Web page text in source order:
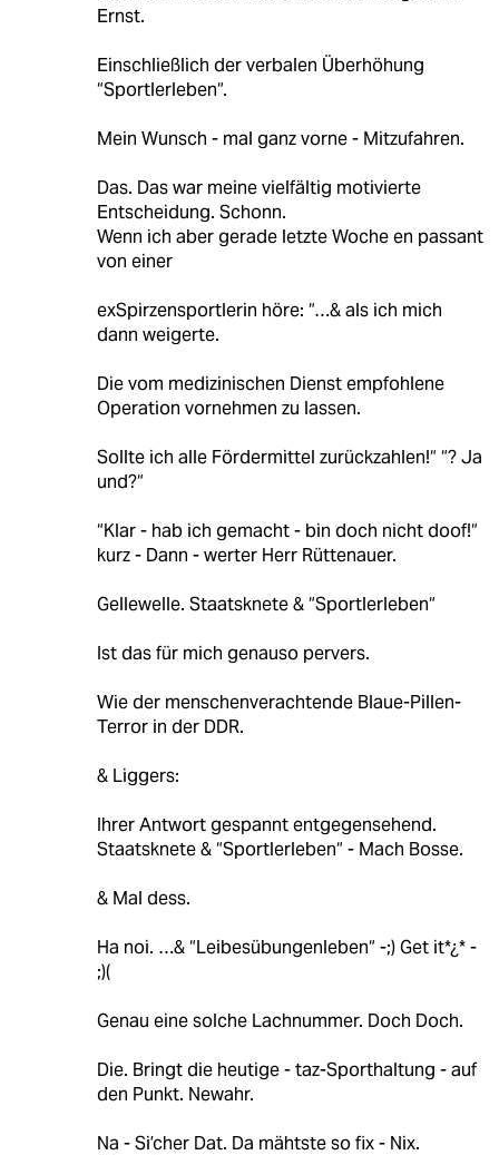
Ernst.
Einschließlich der verbalen Überhöhung
“Sportlerleben“.
Mein Wunsch - mal ganz vorne - Mitzufahren.
Das. Das war meine vielfältig motivierte
Entscheidung. Schonn.
Wenn ich aber gerade letzte Woche en passant
von einer
exSpirzensportlerin höre: “…& als ich mich
dann weigerte.
Die vom medizinischen Dienst empfohlene
Operation vornehmen zu lassen.
Sollte ich alle Fördermittel zurückzahlen!“ “? Ja
und?“
“Klar - hab ich gemacht - bin doch nicht doof!“
kurz - Dann - werter Herr Rüttenauer.
Gellewelle. Staatsknete & “Sportlerleben“
Ist das für mich genauso pervers.
Wie der menschenverachtende Blaue-Pillen-
Terror in der DDR.
& Liggers:
Ihrer Antwort gespannt entgegensehend.
Staatsknete & “Sportlerleben“ - Mach Bosse.
& Mal dess.
Ha noi. …& “Leibesübungenleben“ -;) Get it*¿* -
;)(
Genau eine solche Lachnummer. Doch Doch.
Die. Bringt die heutige - taz-Sporthaltung - auf
den Punkt. Newahr.
Na - Si’cher Dat. Da mähtste so fix - Nix.